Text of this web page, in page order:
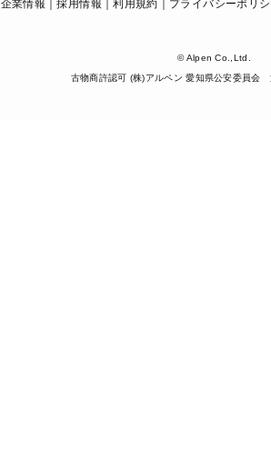
企業情報 採用情報 利用規約 プライバシーポリ
© Alpen Co.,Ltd.
古物商許認可 (株)アルペン 愛知県公安委員